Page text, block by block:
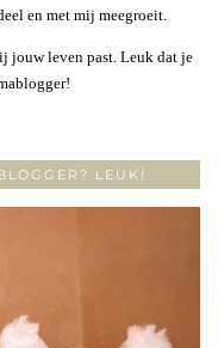
en met mij meegroeit.
jouw leven past. Leuk dat je
LEUK!